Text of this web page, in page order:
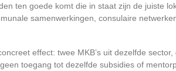
ten goede komt die in staat zijn de juiste
samenwerkingen, consulaire
effect: twee MKB’s uit dezelfde
toegang tot dezelfde subsidies of